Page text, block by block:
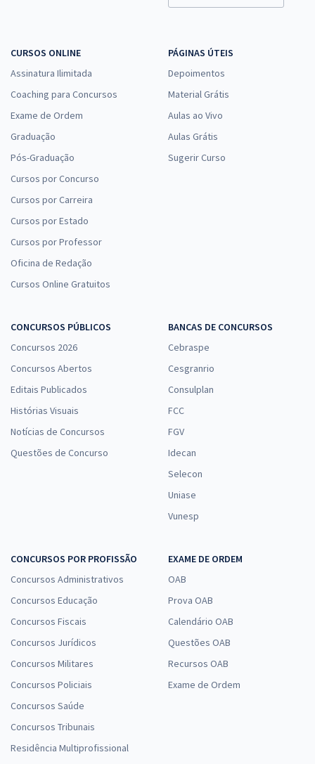
CURSOS ONLINE
Assinatura Ilimitada
Coaching para Concursos
Exame de Ordem
Graduação
Pós-Graduação
Cursos por Concurso
Cursos por Carreira
Cursos por Estado
Cursos por Professor
Oficina de Redação
Cursos Online Gratuitos
PÁGINAS ÚTEIS
Depoimentos
Material Grátis
Aulas ao Vivo
Aulas Grátis
Sugerir Curso
CONCURSOS PÚBLICOS
Concursos 2026
Concursos Abertos
Editais Publicados
Histórias Visuais
Notícias de Concursos
Questões de Concurso
BANCAS DE CONCURSOS
Cebraspe
Cesgranrio
Consulplan
FCC
FGV
Idecan
Selecon
Uniase
Vunesp
CONCURSOS POR PROFISSÃO
Concursos Administrativos
Concursos Educação
Concursos Fiscais
Concursos Jurídicos
Concursos Militares
Concursos Policiais
Concursos Saúde
Concursos Tribunais
Residência Multiprofissional
EXAME DE ORDEM
OAB
Prova OAB
Calendário OAB
Questões OAB
Recursos OAB
Exame de Ordem